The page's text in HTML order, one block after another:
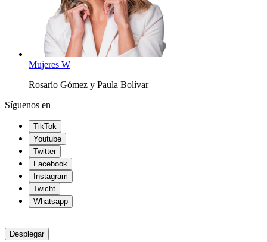
Mujeres W
Rosario Gómez y Paula Bolívar
Síguenos en
TikTok
Youtube
Twitter
Facebook
Instagram
Twicht
Whatsapp
Desplegar